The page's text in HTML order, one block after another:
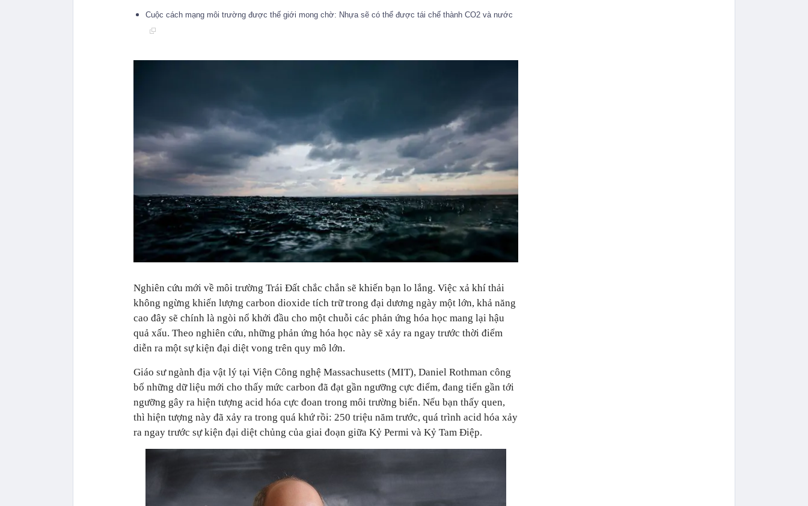
Cuộc cách mạng môi trường được thế giới mong chờ: Nhựa sẽ có thể được tái chế thành CO2 và nước
Nghiên cứu mới về môi trường Trái Đất chắc chắn sẽ khiến bạn lo lắng. Việc xả khí thải
không ngừng khiến lượng carbon dioxide tích trữ trong đại dương ngày một lớn, khả năng
cao đây sẽ chính là ngòi nổ khởi đầu cho một chuỗi các phản ứng hóa học mang lại hậu
quả xấu. Theo nghiên cứu, những phản ứng hóa học này sẽ xảy ra ngay trước thời điểm
diễn ra một sự kiện đại diệt vong trên quy mô lớn.
Giáo sư ngành địa vật lý tại Viện Công nghệ Massachusetts (MIT), Daniel Rothman công
bố những dữ liệu mới cho thấy mức carbon đã đạt gần ngưỡng cực điểm, đang tiến gần tới
ngưỡng gây ra hiện tượng acid hóa cực đoan trong môi trường biển. Nếu bạn thấy quen,
thì hiện tượng này đã xảy ra trong quá khứ rồi: 250 triệu năm trước, quá trình acid hóa xảy
ra ngay trước sự kiện đại diệt chủng của giai đoạn giữa Kỷ Permi và Kỷ Tam Điệp.